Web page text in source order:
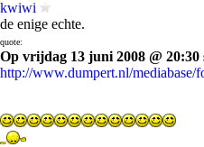
kwiwi
de enige echte.
quote:
Op vrijdag 13 juni 2008 @ 20:30
http://www.dumpert.nl/mediabase/